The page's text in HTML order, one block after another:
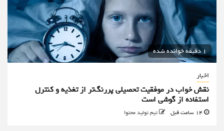
1 دقیقه خوانده شده
اخبار
نقش خواب در موفقیت تحصیلی پررنگ‌تر از تغذیه و کنترل
استفاده از گوشی است
تیم تولید محتوا